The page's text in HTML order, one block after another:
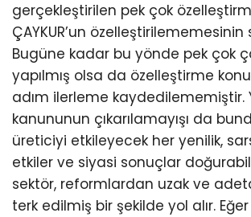
gerçekleştirilen pek çok
ÇAYKUR’un
Bugüne kadar bu yönde pek çok
yapılmış olsa da özelleştirme
adım ilerleme kaydedilememiştir.
kanununun çıkarılamayışı da
üreticiyi etkileyecek her yenilik,
etkiler ve siyasi sonuçlar
sektör, reformlardan uzak ve
terk edilmiş bir şekilde yol alır.